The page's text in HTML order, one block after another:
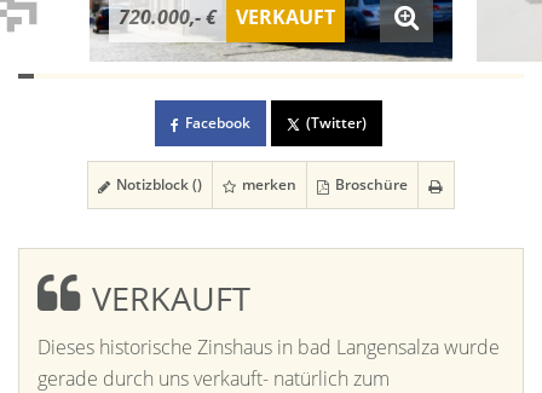
720.000,- € VERKAUFT
Facebook (Twitter)
Notizblock () merken Broschüre
VERKAUFT
Dieses historische Zinshaus in bad Langensalza wurde
gerade durch uns verkauft- natürlich zum